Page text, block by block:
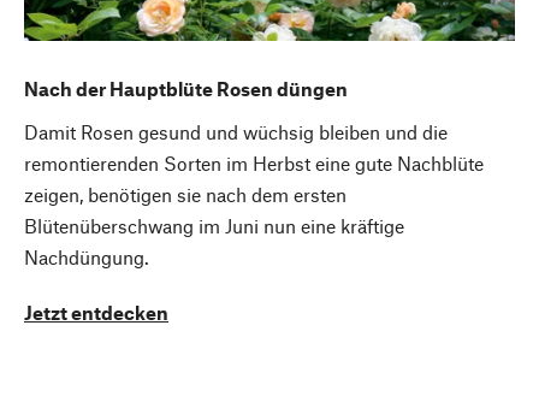
Nach der Hauptblüte Rosen düngen
Damit Rosen gesund und wüchsig bleiben und die
remontierenden Sorten im Herbst eine gute Nachblüte
zeigen, benötigen sie nach dem ersten
Blütenüberschwang im Juni nun eine kräftige
Nachdüngung.
Jetzt entdecken